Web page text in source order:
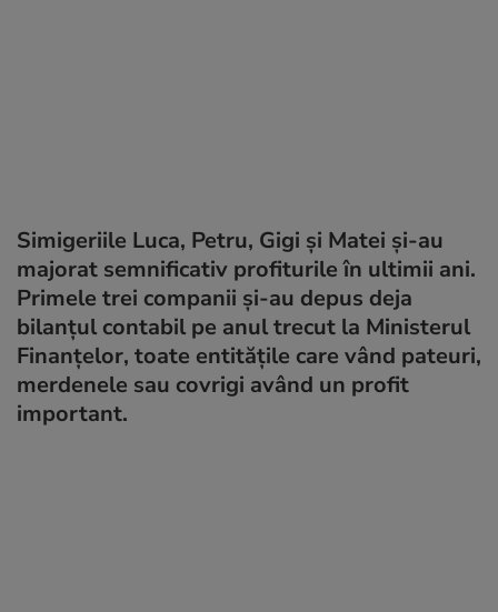
Simigeriile Luca, Petru, Gigi și Matei și-au
majorat semnificativ profiturile în ultimii ani.
Primele trei companii și-au depus deja
bilanțul contabil pe anul trecut la Ministerul
Finanțelor, toate entitățile care vând pateuri,
merdenele sau covrigi având un profit
important.